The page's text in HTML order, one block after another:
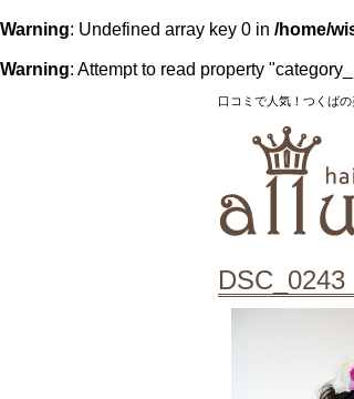
Warning: Undefined array key 0 in /home/
Warning: Attempt to read property
口コミで人気！つくば
DSC_0243